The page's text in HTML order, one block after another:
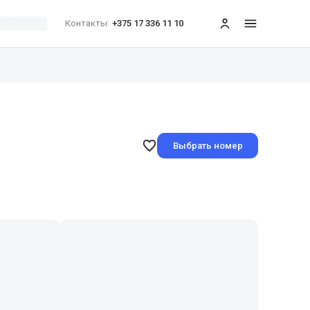
Контакты: +375 17 336 11 10 меню
Выбрать номер